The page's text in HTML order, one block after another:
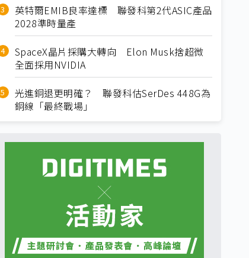
英特爾EMIB良率達標 聯發科第2代ASIC產品
2028準時量產
SpaceX晶片採購大轉向 Elon Musk捨超微
全面採用NVIDIA
光進銅退更明確？ 聯發科估SerDes 448G為
銅線「最終戰場」